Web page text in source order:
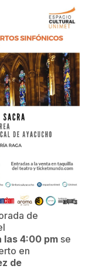
de
las 4:00 pmse
en
de